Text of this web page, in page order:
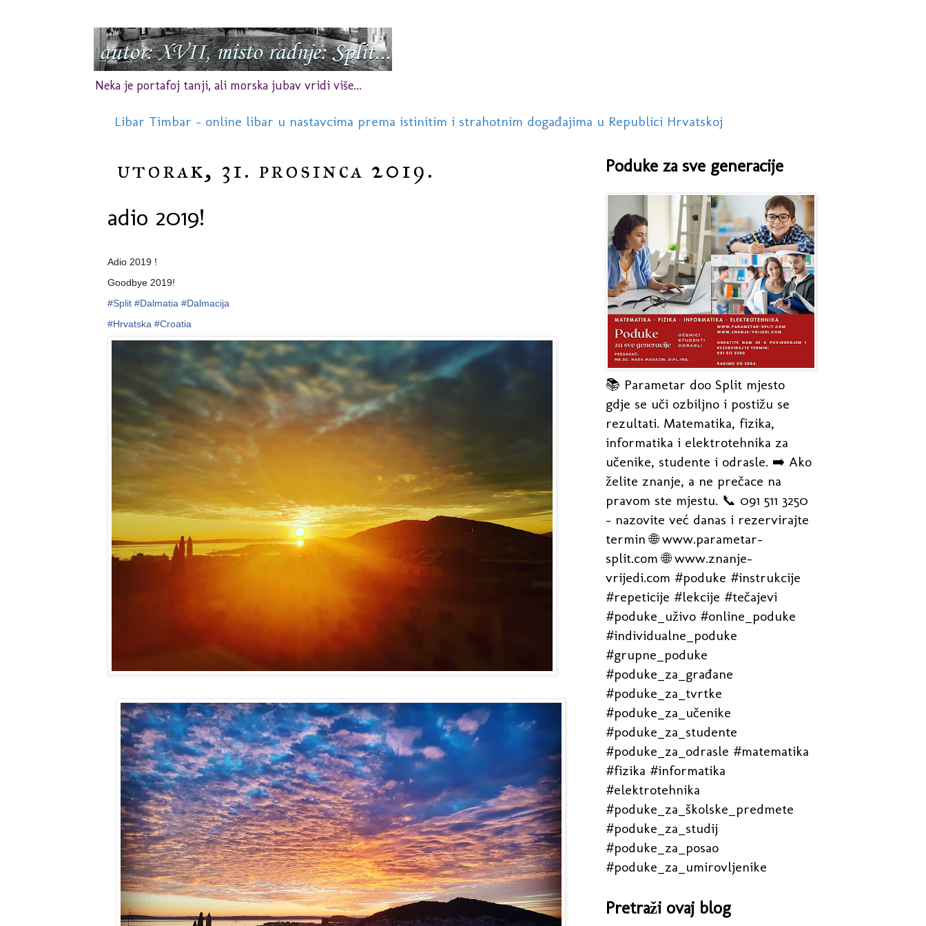
Neka je portafoj tanji, ali morska jubav vridi više...
Libar Timbar - online libar u nastavcima prema istinitim i strahotnim događajima u Republici Hrvatskoj
utorak, 31. prosinca 2019.
adio 2019!
Adio 2019 !
Goodbye 2019!
#Split #Dalmatia #Dalmacija
#Hrvatska #Croatia
Poduke za sve generacije
📚 Parametar doo Split mjesto
gdje se uči ozbiljno i postižu se
rezultati. Matematika, fizika,
informatika i elektrotehnika za
učenike, studente i odrasle. ➡️ Ako
želite znanje, a ne prečace na
pravom ste mjestu. 📞 091 511 3250
- nazovite već danas i rezervirajte
termin 🌐 www.parametar-
split.com 🌐 www.znanje-
vrijedi.com #poduke #instrukcije
#repeticije #lekcije #tečajevi
#poduke_uživo #online_poduke
#individualne_poduke
#grupne_poduke
#poduke_za_građane
#poduke_za_tvrtke
#poduke_za_učenike
#poduke_za_studente
#poduke_za_odrasle #matematika
#fizika #informatika
#elektrotehnika
#poduke_za_školske_predmete
#poduke_za_studij
#poduke_za_posao
#poduke_za_umirovljenike
Pretraži ovaj blog